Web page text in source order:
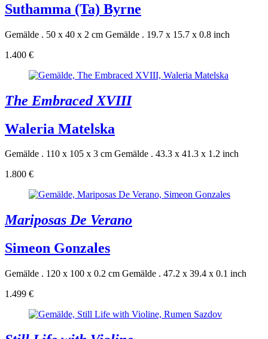
Suthamma (Ta) Byrne
Gemälde . 50 x 40 x 2 cm Gemälde . 19.7 x 15.7 x 0.8 inch
1.400 €
The Embraced XVIII
Waleria Matelska
Gemälde . 110 x 105 x 3 cm Gemälde . 43.3 x 41.3 x 1.2 inch
1.800 €
Mariposas De Verano
Simeon Gonzales
Gemälde . 120 x 100 x 0.2 cm Gemälde . 47.2 x 39.4 x 0.1 inch
1.499 €